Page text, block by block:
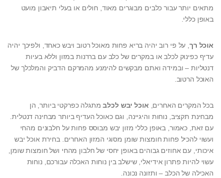
מתאים יותר עבור כלבים מבוגרים מאוד, חולים או בעלי תיאבון מועט
באופן כללי.
אוכל רך, על פי רוב יהיה בריא פחות מאוכל רטוב ויבש כאחד, ולפיכך יהיה
עדיף כפינוק לכלב או במקרים של כלב עם בררנות במזון וללא בעיות
דנטליות – ובמידה ואתם מבקשים להימנע מהמרקם הדביק והמלכלך של
האוכל הרטוב.
בכל המקרים האחרים, אוכל יבש לכלבמתגלה כפרקטי ביותר, הן
מבחינת תקציב, נוחות והיגיינה, וגם כאוכל העדיף ביותר מבחינה דנטלית.
עם זאת, כאמור, באופן כללי מזון יבש מבוסס פחות על חלבונים מהחי
ועשוי להכיל פחות חומצות שומן מסוגי המזון האחרים. בחירת אוכל יבש
איכותי, עם אחוזים גבוהים באופן יחסי של חלבון מהחי ושל חומצות שומן,
עשוי להיות פתרון אידיאלי, שישלב בין נוחות האכלה עבורכם, נוחות
האכילה של הכלב – ותזונה נכונה.